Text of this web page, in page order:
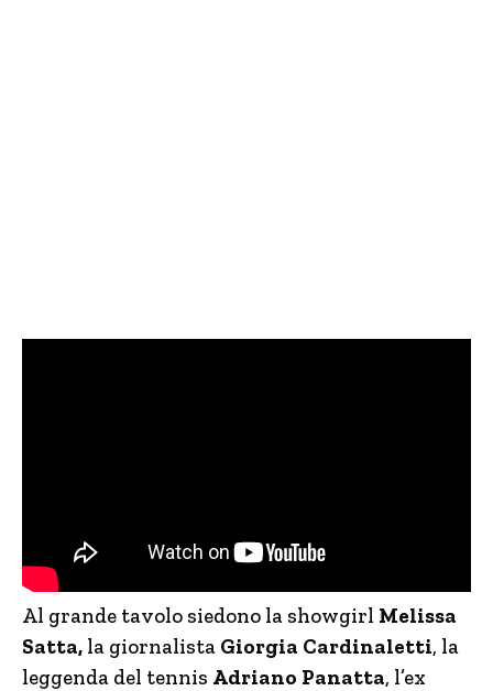
Al grande tavolo siedono la showgirl Melissa
Satta, la giornalista Giorgia Cardinaletti, la
leggenda del tennis Adriano Panatta, l’ex